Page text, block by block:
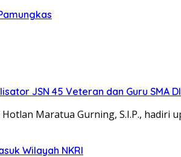
JSN 45 Veteran dan Guru SMA
Maratua Gurning, S.I.P., hadiri
Wilayah NKRI